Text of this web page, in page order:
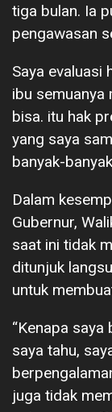
tiga bulan. Ia
pengawasan
Saya evaluasi
ibu semuanya
bisa. itu hak
yang saya
banyak-
Dalam
Gubernur,
saat ini tidak
ditunjuk
untuk
“Kenapa
saya tahu,
juga tidak